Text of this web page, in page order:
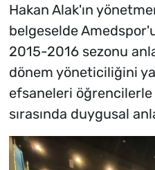
Hakan Alak'ın
belgeselde
2015-2016 sezonu
dönem yöneticiliğini
efsaneleri
sırasında duygusal